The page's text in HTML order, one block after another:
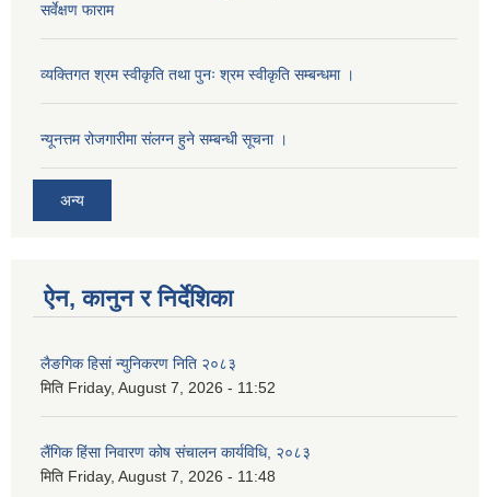
सर्वेक्षण फाराम
व्यक्तिगत श्रम स्वीकृति तथा पुनः श्रम स्वीकृति सम्बन्धमा ।
न्यूनत्तम रोजगारीमा संलग्न हुने सम्बन्धी सूचना ।
अन्य
ऐन, कानुन र निर्देशिका
लैङगिक हिसां न्युनिकरण निति २०८३
मिति Friday, August 7, 2026 - 11:52
लैंगिक हिंसा निवारण कोष संचालन कार्यविधि, २०८३
मिति Friday, August 7, 2026 - 11:48